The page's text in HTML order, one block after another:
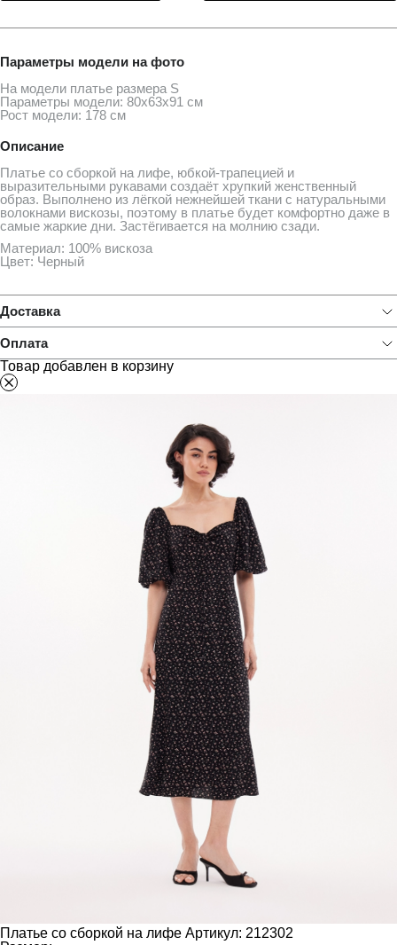
Параметры модели на фото
На модели платье размера S
Параметры модели: 80х63х91 см
Рост модели: 178 см
Описание
Платье со сборкой на лифе, юбкой-трапецией и
выразительными рукавами создаёт хрупкий женственный
образ. Выполнено из лёгкой нежнейшей ткани с натуральными
волокнами вискозы, поэтому в платье будет комфортно даже в
самые жаркие дни. Застёгивается на молнию сзади.
Материал: 100% вискоза
Цвет: Черный
Доставка
Оплата
Товар добавлен в корзину
Платье со сборкой на лифе Артикул: 212302